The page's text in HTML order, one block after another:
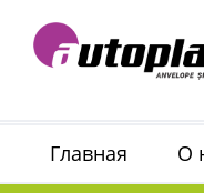
Главная О